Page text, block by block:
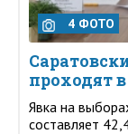
4 ФОТО
проходят
Явка на
составляет